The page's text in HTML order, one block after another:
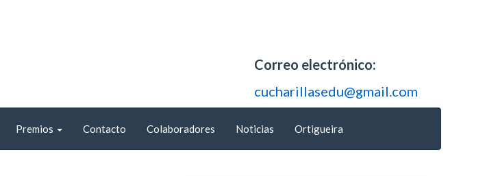
Correo electrónico:
cucharillasedu@gmail.com
Premios Contacto Colaboradores Noticias Ortigueira